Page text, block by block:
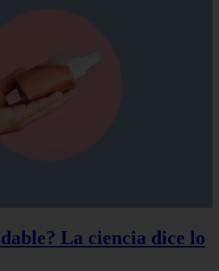
La ciencia dice lo